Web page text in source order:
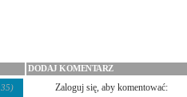
DODAJ KOMENTARZ
Zaloguj się, aby komentować: